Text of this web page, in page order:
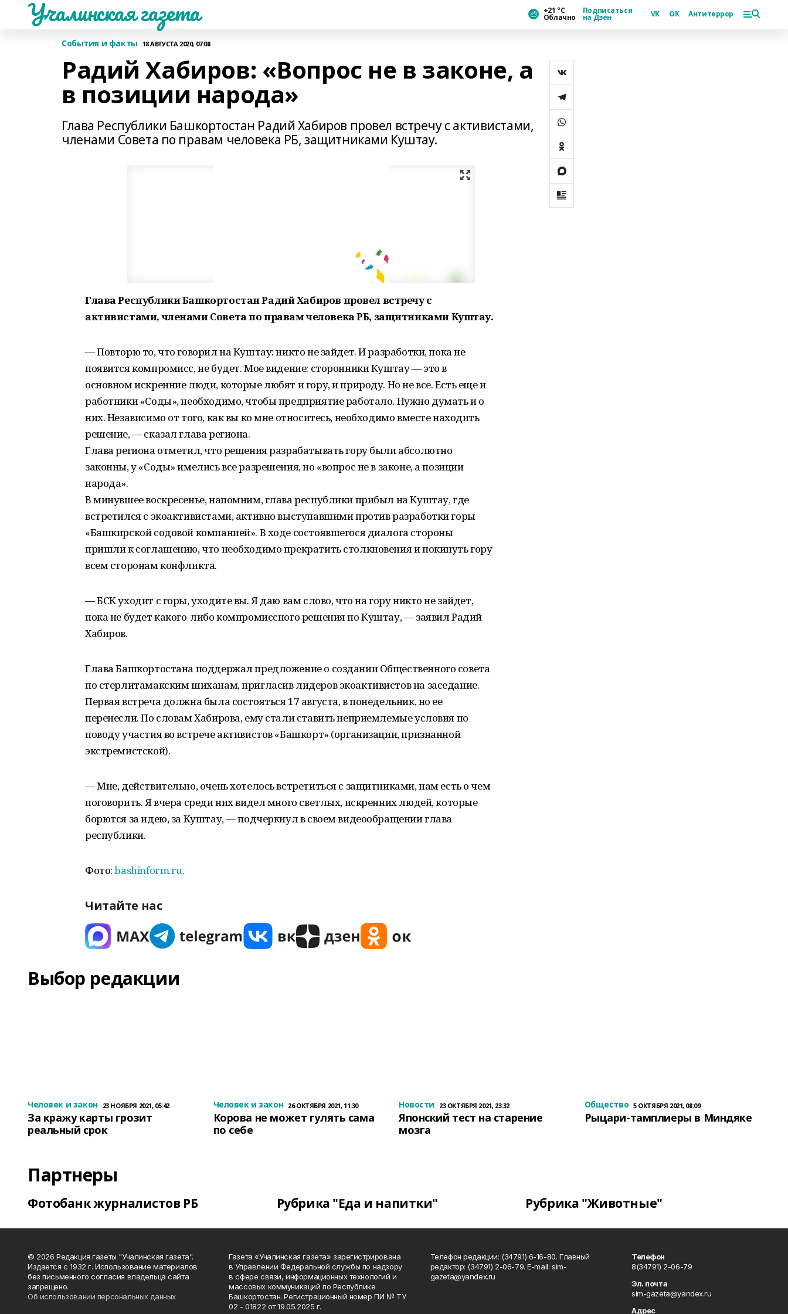
Учалинская газета +21 °С
Облачно
Подписаться
на Дзен VK ОК Антитеррор
События и факты 18 АВГУСТА 2020, 07:08
Радий Хабиров: «Вопрос не в законе, а
в позиции народа»
Глава Республики Башкортостан Радий Хабиров провел встречу с активистами,
членами Совета по правам человека РБ, защитниками Куштау.
Глава Республики Башкортостан Радий Хабиров провел встречу с
активистами, членами Совета по правам человека РБ, защитниками Куштау.
— Повторю то, что говорил на Куштау: никто не зайдет. И разработки, пока не
появится компромисс, не будет. Мое видение: сторонники Куштау — это в
основном искренние люди, которые любят и гору, и природу. Но не все. Есть еще и
работники «Соды», необходимо, чтобы предприятие работало. Нужно думать и о
них. Независимо от того, как вы ко мне относитесь, необходимо вместе находить
решение, — сказал глава региона.
Глава региона отметил, что решения разрабатывать гору были абсолютно
законны, у «Соды» имелись все разрешения, но «вопрос не в законе, а позиции
народа».
В минувшее воскресенье, напомним, глава республики прибыл на Куштау, где
встретился с экоактивистами, активно выступавшими против разработки горы
«Башкирской содовой компанией». В ходе состоявшегося диалога стороны
пришли к соглашению, что необходимо прекратить столкновения и покинуть гору
всем сторонам конфликта.
— БСК уходит с горы, уходите вы. Я даю вам слово, что на гору никто не зайдет,
пока не будет какого-либо компромиссного решения по Куштау, — заявил Радий
Хабиров.
Глава Башкортостана поддержал предложение о создании Общественного совета
по стерлитамакским шиханам, пригласив лидеров экоактивистов на заседание.
Первая встреча должна была состояться 17 августа, в понедельник, но ее
перенесли. По словам Хабирова, ему стали ставить неприемлемые условия по
поводу участия во встрече активистов «Башкорт» (организации, признанной
экстремистской).
— Мне, действительно, очень хотелось встретиться с защитниками, нам есть о чем
поговорить. Я вчера среди них видел много светлых, искренних людей, которые
борются за идею, за Куштау, — подчеркнул в своем видеообращении глава
республики.
Фото:bashinform.ru.
Читайте нас
Выбор редакции
Человек и закон 23 НОЯБРЯ 2021, 05:42
За кражу карты грозит
реальный срок
Человек и закон 26 ОКТЯБРЯ 2021, 11:30
Корова не может гулять сама
по себе
Новости 23 ОКТЯБРЯ 2021, 23:32
Японский тест на старение
мозга
Общество 5 ОКТЯБРЯ 2021, 08:09
Рыцари-тамплиеры в Миндяке
Партнеры
Фотобанк журналистов РБ Рубрика "Еда и напитки" Рубрика "Животные"
© 2026 Редакция газеты "Учалинская газета".
Издается с 1932 г. Использование материалов
без письменного согласия владельца сайта
запрещено.
Об использовании персональных данных
Газета «Учалинская газета» зарегистрирована
в Управлении Федеральной службы по надзору
в сфере связи, информационных технологий и
массовых коммуникаций по Республике
Башкортостан. Регистрационный номер ПИ № ТУ
02 - 01822 от 19.05.2025 г.
Телефон редакции: (34791) 6-16-80. Главный
редактор: (34791) 2-06-79. Е-mаil: sim-
gazeta@yandex.ru
Телефон
8(34791) 2-06-79
Эл. почта
sim-gazeta@yandex.ru
Адрес